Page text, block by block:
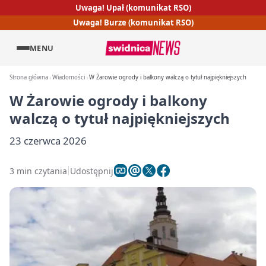
Uwaga! Upał (komunikat RSO)
Uwaga! Burze (komunikat RSO)
MENU
Strona główna Wiadomości W Żarowie ogrody i balkony walczą o tytuł najpiękniejszych
W Żarowie ogrody i balkony
walczą o tytuł najpiękniejszych
23 czerwca 2026
3 min czytania Udostępnij